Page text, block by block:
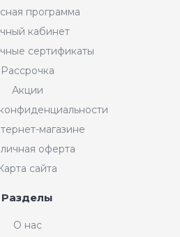
программа
кабинет
сертификаты
Рассрочка
Акции
магазине
оферта
сайта
Разделы
О нас